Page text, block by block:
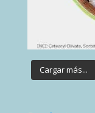
Cargar más...